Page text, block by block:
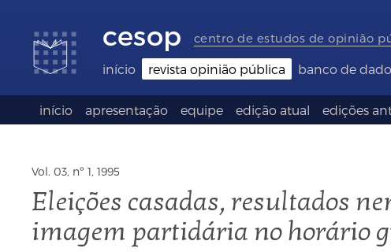
acessibilidade
conteúdo
rodapé
idioma
(Language
selection)
cesop centro de estudos de opinião
início revista opinião pública
início apresentação equipe edição atual edições
banco de
Vol. 03, nº 1, 1995
Eleições casadas, resultados
imagem partidária no horário